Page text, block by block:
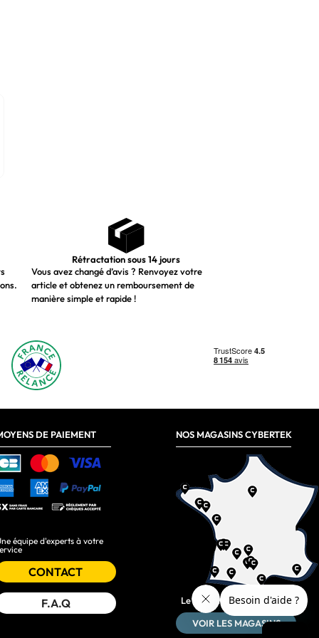
Rétractation sous 14 jours
Vous avez changé d’avis ? Renvoyez votre
article et obtenez un remboursement de
manière simple et rapide !
DE PAIEMENT
équipe d'experts à votre
CONTACT
F.A.Q
NOS MAGASINS CYBERTEK
Le plus près de chez vous :
VOIR LES MAGASINS